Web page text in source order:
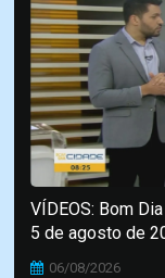
VÍDEOS: Bom
5 de agosto de
06/08/2026